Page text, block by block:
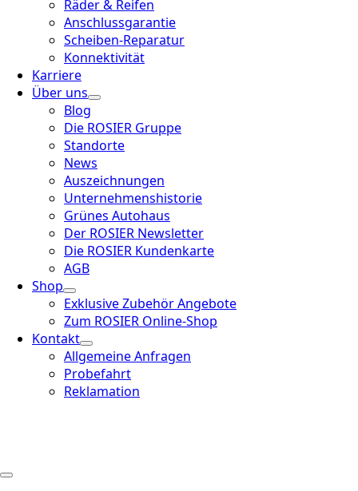
Räder & Reifen
Anschlussgarantie
Scheiben-Reparatur
Konnektivität
Karriere
Über uns
Blog
Die ROSIER Gruppe
Standorte
News
Auszeichnungen
Unternehmenshistorie
Grünes Autohaus
Der ROSIER Newsletter
Die ROSIER Kundenkarte
AGB
Shop
Exklusive Zubehör Angebote
Zum ROSIER Online-Shop
Kontakt
Allgemeine Anfragen
Probefahrt
Reklamation